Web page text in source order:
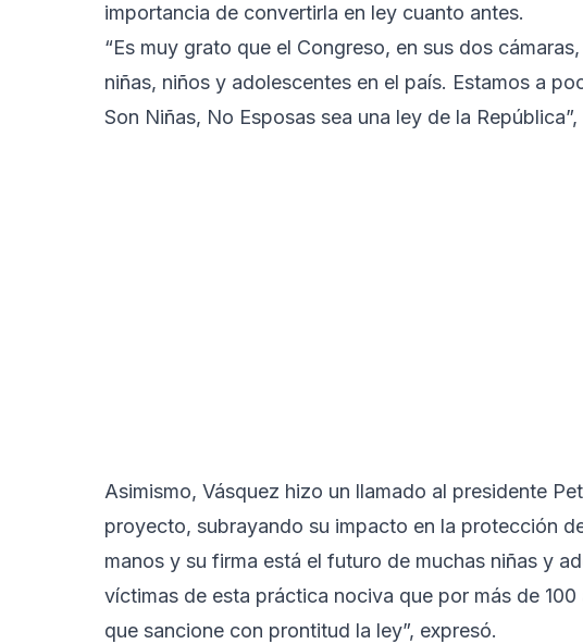
importancia de convertirla en ley cuanto antes.
“Es muy grato que el Congreso, en sus dos
niñas, niños y adolescentes en el país. Estamos a
Son Niñas, No Esposas sea una ley de la
Asimismo, Vásquez hizo un llamado al presidente
proyecto, subrayando su impacto en la protección
manos y su firma está el futuro de muchas niñas y
víctimas de esta práctica nociva que por más de
que sancione con prontitud la ley”, expresó.